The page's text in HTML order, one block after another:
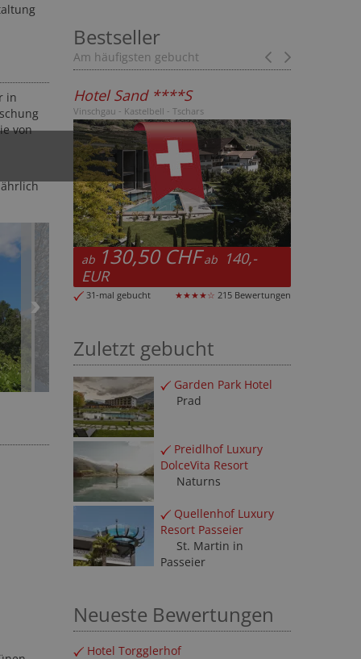
in
von
Bestseller
Prev
Am häufigsten gebucht
****S
- Tschars
CHF ab140,-
★★★★☆215 Bewertungen
Hotel Bella Vista ****
Vinschgau - Stilfs
ab118,50 CHF
3-mal gebucht ★★★★☆
Zuletzt gebucht
Garden Park Hotel
Prad
Preidlhof Luxury
DolceVita Resort
Naturns
Quellenhof Luxury
Resort Passeier
St. Martin in
Passeier
Neueste Bewertungen
Hotel Torgglerhof